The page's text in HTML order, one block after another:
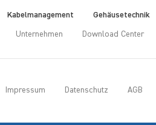
Kabelmanagement Gehäusetechnik
Unternehmen Download Center
Impressum Datenschutz AGB